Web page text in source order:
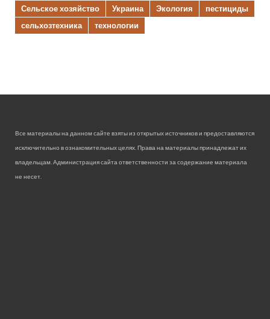
Сельское хозяйство
Украина Экология
пестициды
сельхозтехника
технологии
Все материалы на данном сайте взяты из открытых источников и предоставляются
исключительно в ознакомительных целях. Права на материалы принадлежат их
владельцам. Администрация сайта ответственности за содержание материала
не несет.